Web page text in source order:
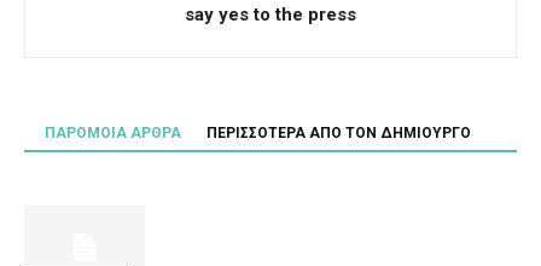
say yes to the press
ΠΑΡΟΜΟΙΑ ΑΡΘΡΑ ΠΕΡΙΣΣΟΤΕΡΑ ΑΠΟ ΤΟΝ ΔΗΜΙΟΥΡΓΟ